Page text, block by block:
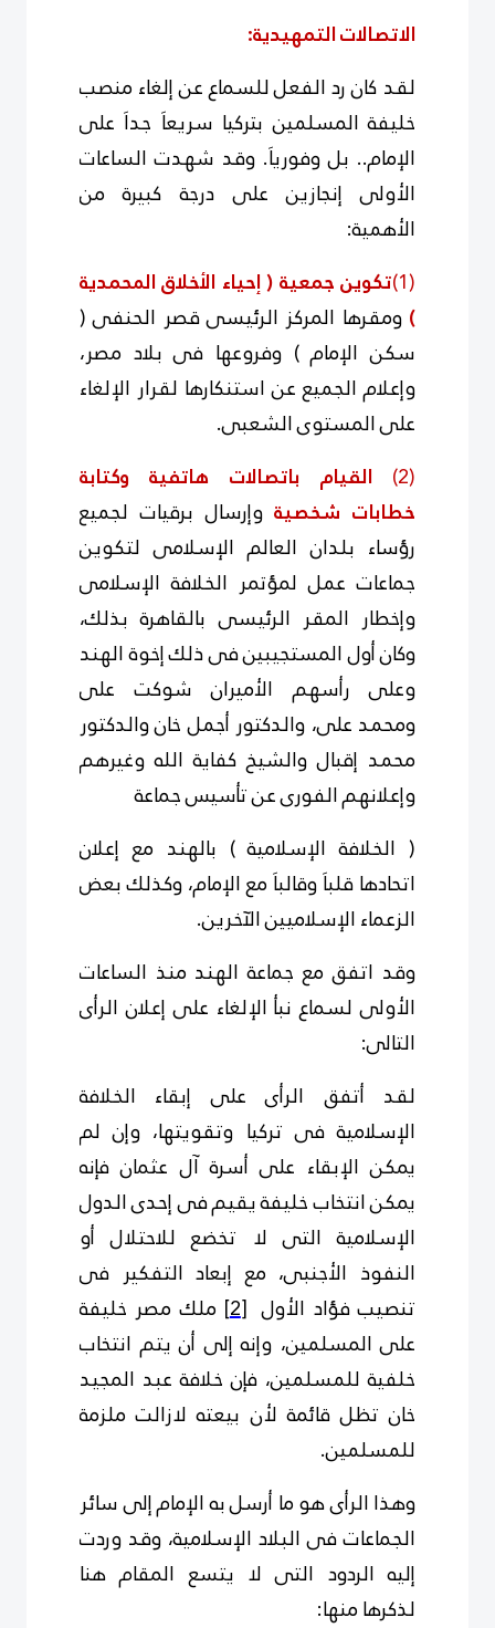
الاتصالات التمهيدية:
لقد كان رد الفعل للسماع عن إلغاء منصب
خليفة المسلمين بتركيا سريعاَ جداَ على
الإمام.. بل وفورياَ. وقد شهدت الساعات
الأولى إنجازين على درجة كبيرة من
الأهمية:
(1) تكوين جمعية ( إحياء الأخلاق المحمدية
) ومقرها المركز الرئيسى قصر الحنفى (
سكن الإمام ) وفروعها فى بلاد مصر،
وإعلام الجميع عن استنكارها لقرار الإلغاء
على المستوى الشعبى.
(2)
القيام باتصالات هاتفية وكتابة
خطابات شخصية وإرسال برقيات لجميع
رؤساء بلدان العالم الإسلامى لتكوين
جماعات عمل لمؤتمر الخلافة الإسلامى
وإخطار المقر الرئيسى بالقاهرة بذلك،
وكان أول المستجيبين فى ذلك إخوة الهند
وعلى رأسهم الأميران شوكت على
ومحمد على، والدكتور أجمل خان والدكتور
محمد إقبال والشيخ كفاية الله وغيرهم
وإعلانهم الفورى عن تأسيس جماعة
( الخلافة الإسلامية ) بالهند مع إعلان
اتحادها قلباَ وقالباَ مع الإمام، وكذلك بعض
الزعماء الإسلاميين الآخرين.
وقد اتفق مع جماعة الهند منذ الساعات
الأولى لسماع نبأ الإلغاء على إعلان الرأى
التالى:
لقد أتفق الرأى على إبقاء الخلافة
الإسلامية فى تركيا وتقويتها، وإن لم
يمكن الإبقاء على أسرة آل عثمان فإنه
يمكن انتخاب خليفة يقيم فى إحدى الدول
الإسلامية التى لا تخضع للاحتلال أو
النفوذ الأجنبى، مع إبعاد التفكير فى
تنصيب فؤاد الأول[2]
ملك مصر خليفة
على المسلمين، وإنه إلى أن يتم انتخاب
خلفية للمسلمين، فإن خلافة عبد المجيد
خان تظل قائمة لأن بيعته لازالت ملزمة
للمسلمين.
وهذا الرأى هو ما أرسل به الإمام إلى سائر
الجماعات فى البلاد الإسلامية، وقد وردت
إليه الردود التى لا يتسع المقام هنا
لذكرها منها: